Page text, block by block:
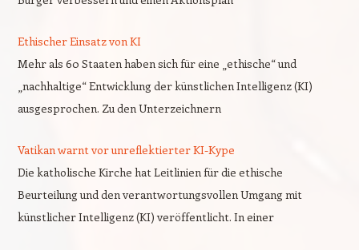
Ethischer Einsatz von KI
Mehr als 60 Staaten haben sich für eine „ethische“ und
„nachhaltige“ Entwicklung der künstlichen Intelligenz (KI)
ausgesprochen. Zu den Unterzeichnern
Vatikan warnt vor unreflektierter KI-Kype
Die katholische Kirche hat Leitlinien für die ethische
Beurteilung und den verantwortungsvollen Umgang mit
künstlicher Intelligenz (KI) veröffentlicht. In einer